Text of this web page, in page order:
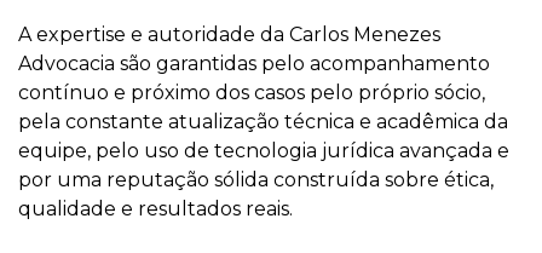
A expertise e autoridade da Carlos Menezes
Advocacia são garantidas pelo acompanhamento
contínuo e próximo dos casos pelo próprio sócio,
pela constante atualização técnica e acadêmica da
equipe, pelo uso de tecnologia jurídica avançada e
por uma reputação sólida construída sobre ética,
qualidade e resultados reais.